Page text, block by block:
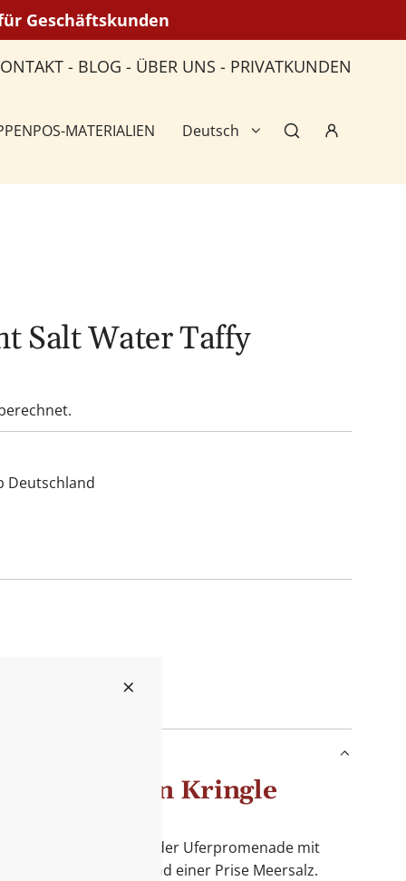
Geschäftskunden
- BLOG - ÜBER UNS - PRIVATKUNDEN
POS-MATERIALIEN Deutsch
Salt Water Taffy
Deutschland
Daylight von Kringle
eines Spaziergangs an der Uferpromenade mit
rosa Beeren und einer Prise Meersalz.